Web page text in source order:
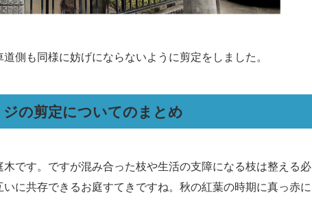
側も同様に妨げにならないように剪定をしました。
の剪定についてのまとめ
です。ですが混み合った枝や生活の支障になる枝は整える必
に共存できるお庭すてきですね。秋の紅葉の時期に真っ赤に